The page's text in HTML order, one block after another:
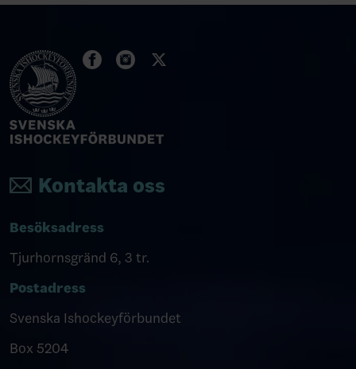
Kontakta oss
Besöksadress
Tjurhornsgränd 6, 3 tr.
Postadress
Svenska Ishockeyförbundet
Box 5204